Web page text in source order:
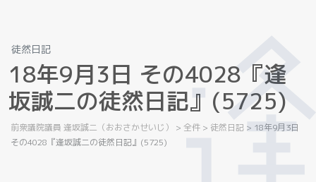
徒然日記
18年9月3日 その4028 『逢
坂誠二の徒然日記』 (5725)
前衆議院議員 逢坂誠二（おおさかせいじ） > 全件 > 徒然日記 > 18年9月3日
その4028『逢坂誠二の徒然日記』(5725)